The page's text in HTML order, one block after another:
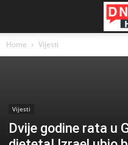
Home Vijesti
Vijesti
Dvije godine rata u